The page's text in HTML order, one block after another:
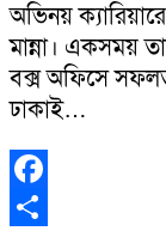
অভিনয়
মান্না। একসময়
বক্স অফিসে
ঢাকাই…
Facebook